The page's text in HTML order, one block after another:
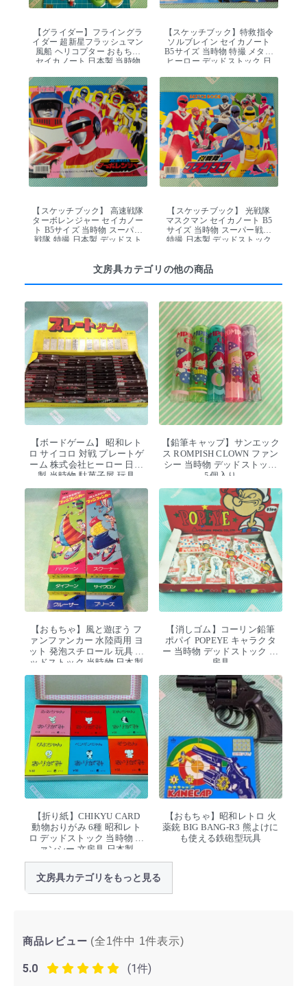
【グライダー】フライングラ
イダー 超新星フラッシュマン
風船 ヘリコプター おもちゃ
セイカノート 日本製 当時物
【スケッチブック】特救指令
ソルブレイン セイカノート
B5サイズ 当時物 特撮 メタル
ヒーロー デッドストック 日
【スケッチブック】 高速戦隊
ターボレンジャー セイカノー
ト B5サイズ 当時物 スーパー
戦隊 特撮 日本製 デッドスト
【スケッチブック】 光戦隊
マスクマン セイカノート B5
サイズ 当時物 スーパー戦隊
特撮 日本製 デッドストック
文房具カテゴリの他の商品
【ボードゲーム】 昭和レト
ロ サイコロ 対戦 プレートゲ
ーム 株式会社ヒーロー 日本
製 当時物 駄菓子屋 玩具
【鉛筆キャップ】サンエック
ス ROMPISH CLOWN ファン
シー 当時物 デッドストック
5個入り
【おもちゃ】風と遊ぼう フ
ァンファンカー 水陸両用 ヨ
ット 発泡スチロール 玩具 デ
ッドストック 当時物 日本製
【消しゴム】コーリン鉛筆
ポパイ POPEYE キャラクタ
ー 当時物 デッドストック 文
房具
【折り紙】CHIKYU CARD
動物おりがみ 6種 昭和レト
ロ デッドストック 当時物 フ
ァンシー 文房具 日本製
【おもちゃ】昭和レトロ 火
薬銃 BIG BANG-R3 熊よけに
も使える鉄砲型玩具
文房具カテゴリをもっと見る
商品レビュー (全1件中 1件表示)
5.0 (1件)